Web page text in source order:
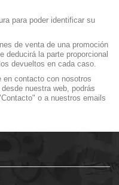
para poder identificar su
de venta de una promoción
deducirá la parte proporcional
devueltos en cada caso.
en contacto con nosotros
nuestra web, podrás
o a nuestros emails